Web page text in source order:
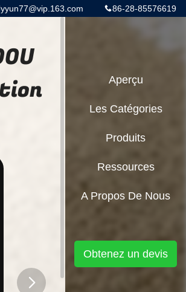
86-28-85576619
Aperçu
Les Catégories
Produits
Ressources
A Propos De Nous
Obtenez un devis